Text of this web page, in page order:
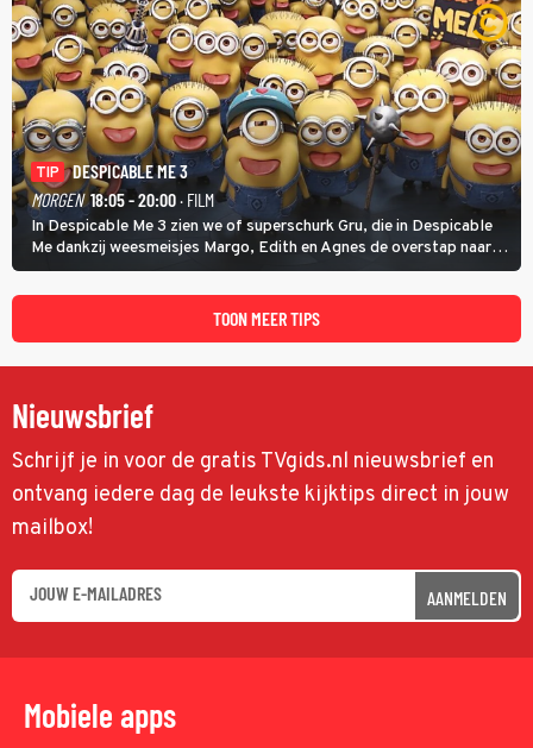
TIP
DESPICABLE ME 3
MORGEN 18:05 - 20:00· FILM
In Despicable Me 3 zien we of superschurk Gru, die in Despicable
Me dankzij weesmeisjes Margo, Edith en Agnes de overstap naar
het rechte pad maakte, ook op dat pad weet te blijven.
TOON MEER TIPS
Nieuwsbrief
Schrijf je in voor de gratis TVgids.nl nieuwsbrief en
ontvang iedere dag de leukste kijktips direct in jouw
mailbox!
AANMELDEN
Mobiele apps